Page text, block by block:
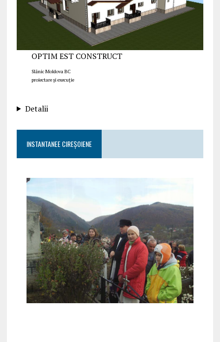
OPTIM EST CONSTRUCT
Slănic Moldova BC
proiectare și execuție
Detalii
INSTANTANEE CIREȘOIENE